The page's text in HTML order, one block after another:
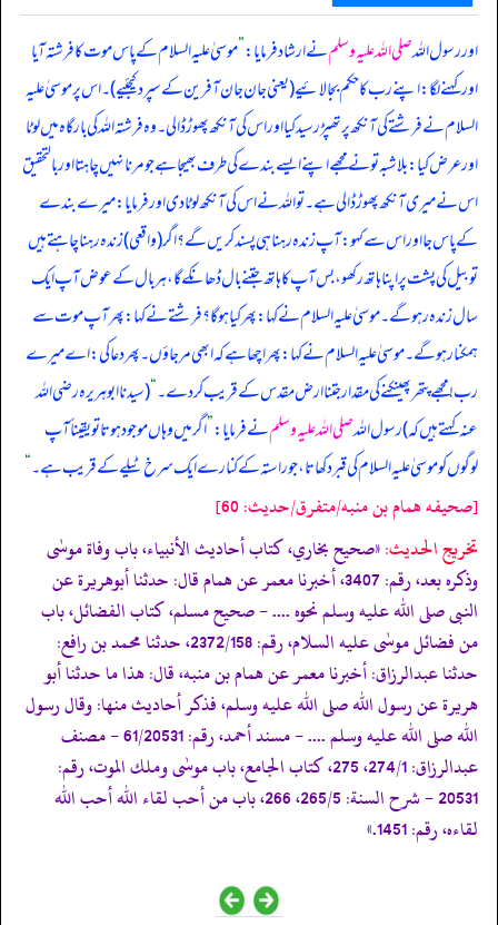
اور رسول اللہصلی اللہ علیہ وسلمنے ارشاد فرمایا:”موسیٰ علیہ السلام کے پاس موت کا فرشتہ آیا
اور کہنے لگا: اپنے رب کا حکم بجا لائیے (یعنی جان جان آفرین کے سپرد کیجئیے)۔ اس پر موسیٰ علیہ
السلام نے فرشتے کی آنکھ پر تھپڑ رسید کیا اور اس کی آنکھ پھوڑ ڈالی۔ وہ فرشتہ اللہ کی بارگاہ میں لوٹا
اور عرض کیا: بلاشبہ تو نے مجھے اپنے ایسے بندے کی طرف بھیجا ہے جو مرنا نہیں چاہتا اور بالتحقیق
اس نے میری آنکھ پھوڑ ڈالی ہے۔ تو اللہ نے اس کی آنکھ لوٹا دی اور فرمایا: میرے بندے
کے پاس جا اور اس سے کہو: آپ زندہ رہنا ہی پسند کریں گے؟ اگر (واقعی) زندہ رہنا چاہتے ہیں
تو بیل کی پشت پر اپنا ہاتھ رکھو، بس آپ کا ہاتھ جتنے بال ڈھانکے گا، ہر بال کے عوض آپ ایک
سال زندہ رہو گے۔ موسیٰ علیہ السلام نے کہا: پھر کیا ہو گا؟ فرشتے نے کہا: پھر آپ موت سے
ہمکنار ہو گے۔ موسیٰ علیہ السلام نے کہا: پھر اچھا ہے کہ ابھی مر جاؤں۔ پھر دعا کی: اے میرے
رب! مجھے پتھر پھینکنے کی مقدار جتنا ارض مقدس کے قریب کر دے۔“(سیدنا ابوہریرہ رضی اللہ
عنہ کہتے ہیں کہ) رسول اللہصلی اللہ علیہ وسلمنے فرمایا:”اگر میں وہاں موجود ہوتا تو یقیناً آپ
لوگوں کو موسیٰ علیہ السلام کی قبر دکھاتا، جو راستہ کے کنارے ایک سرخ ٹیلے کے قریب ہے۔“
[صحيفه همام بن منبه/متفرق/حدیث: 60]
تخریج الحدیث:«صحيح بخاري، كتاب أحاديث الأنبياء، باب وفاة موسٰى
وذكره بعد، رقم: 3407، أخبرنا معمر عن همام قال: حدثنا أبوهريرة عن
النبى صلى الله عليه وسلم نحوه .... - صحيح مسلم، كتاب الفضائل، باب
من فضائل موسٰى عليه السلام، رقم: 2372/158، حدثنا محمد بن رافع:
حدثنا عبدالرزاق: أخبرنا معمر عن همام بن منبه، قال: هذا ما حدثنا أبو
هريرة عن رسول الله صلى الله عليه وسلم، فذكر أحاديث منها: وقال رسول
الله صلى الله عليه وسلم .... - مسند أحمد، رقم: 61/20531 - مصنف
عبدالرزاق: 274/1، 275، كتاب الجامع، باب موسٰى وملك الموت، رقم:
20531 - شرح السنة: 265/5، 266، باب من أحب لقاء الله أحب الله
لقاءه، رقم: 1451.»